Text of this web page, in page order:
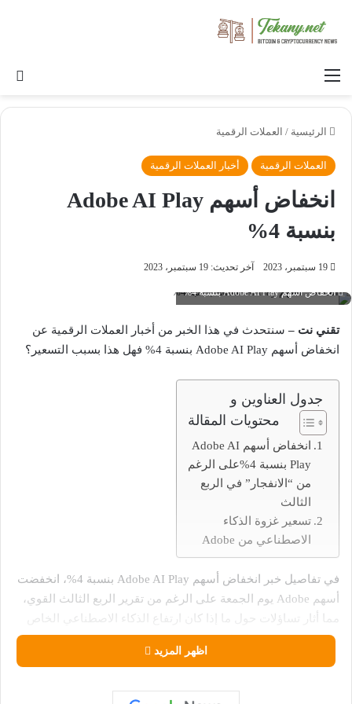
القائمة
الرئيسية / العملات الرقمية
العملات الرقمية أخبار العملات الرقمية
انخفاض أسهم Adobe AI Play
بنسبة 4%
19 سبتمبر، 2023 آخر تحديث: 19 سبتمبر، 2023
انخفاض أسهم Adobe AI Play بنسبة 4%
تقني نت –سنتحدث في هذا الخبر من أخبار العملات الرقمية عن
انخفاض أسهم Adobe AI Play بنسبة 4% فهل هذا بسبب التسعير؟
جدول العناوين و
محتويات المقالة
انخفاض أسهم Adobe AI
Play بنسبة 4%على الرغم
من “الانفجار” في الربع
الثالث
تسعير غزوة الذكاء
الاصطناعي من Adobe
في تفاصيل خبر انخفاض أسهم Adobe AI Play بنسبة 4%، انخفضت
أسهم Adobe يوم الجمعة على الرغم من تقرير الربع الثالث القوي،
مما أثار تساؤلات حول ما إذا كان ارتفاع الذكاء الاصطناعي الخاص
بها قد تم تسعيره بالفعل.
جلسة اليوم، حيث انخفضت بأكثر من 4٪ على الرغم من أرباح الربع
اظهر المزيد